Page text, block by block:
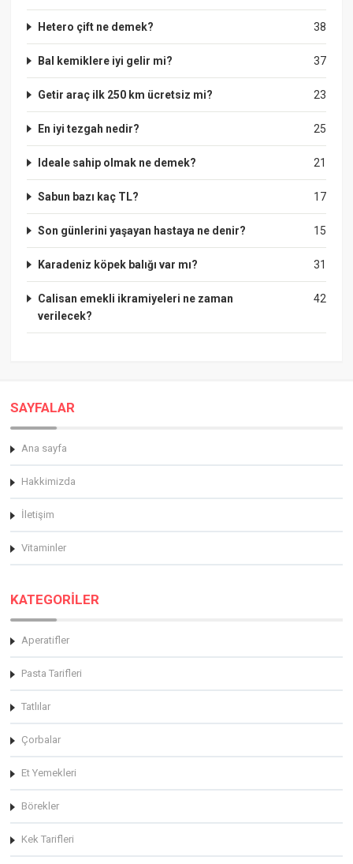
38
Hetero çift ne demek?
37
Bal kemiklere iyi gelir mi?
23
Getir araç ilk 250 km ücretsiz mi?
25
En iyi tezgah nedir?
21
Ideale sahip olmak ne demek?
17
Sabun bazı kaç TL?
15
Son günlerini yaşayan hastaya ne denir?
31
Karadeniz köpek balığı var mı?
42
Calisan emekli ikramiyeleri ne zaman
verilecek?
SAYFALAR
Ana sayfa
Hakkimizda
İletişim
Vitaminler
KATEGORİLER
Aperatifler
Pasta Tarifleri
Tatlılar
Çorbalar
Et Yemekleri
Börekler
Kek Tarifleri